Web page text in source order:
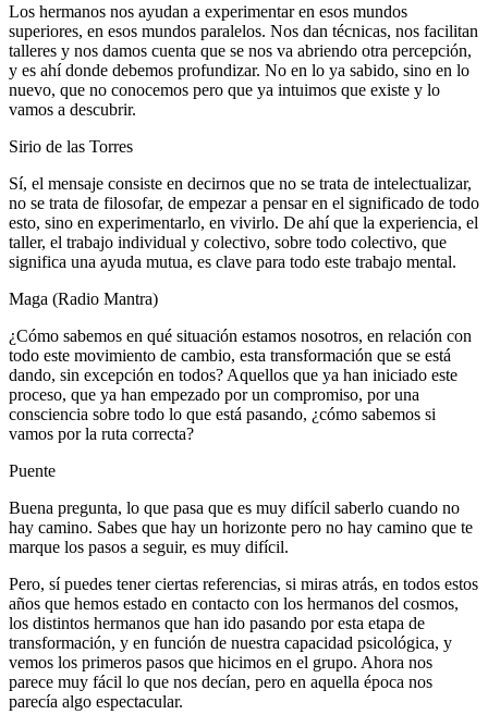
Los hermanos nos ayudan a experimentar en esos mundos
superiores, en esos mundos paralelos. Nos dan técnicas, nos facilitan
talleres y nos damos cuenta que se nos va abriendo otra percepción,
y es ahí donde debemos profundizar. No en lo ya sabido, sino en lo
nuevo, que no conocemos pero que ya intuimos que existe y lo
vamos a descubrir.
Sirio de las Torres
Sí, el mensaje consiste en decirnos que no se trata de intelectualizar,
no se trata de filosofar, de empezar a pensar en el significado de todo
esto, sino en experimentarlo, en vivirlo. De ahí que la experiencia, el
taller, el trabajo individual y colectivo, sobre todo colectivo, que
significa una ayuda mutua, es clave para todo este trabajo mental.
Maga (Radio Mantra)
¿Cómo sabemos en qué situación estamos nosotros, en relación con
todo este movimiento de cambio, esta transformación que se está
dando, sin excepción en todos? Aquellos que ya han iniciado este
proceso, que ya han empezado por un compromiso, por una
consciencia sobre todo lo que está pasando, ¿cómo sabemos si
vamos por la ruta correcta?
Puente
Buena pregunta, lo que pasa que es muy difícil saberlo cuando no
hay camino. Sabes que hay un horizonte pero no hay camino que te
marque los pasos a seguir, es muy difícil.
Pero, sí puedes tener ciertas referencias, si miras atrás, en todos estos
años que hemos estado en contacto con los hermanos del cosmos,
los distintos hermanos que han ido pasando por esta etapa de
transformación, y en función de nuestra capacidad psicológica, y
vemos los primeros pasos que hicimos en el grupo. Ahora nos
parece muy fácil lo que nos decían, pero en aquella época nos
parecía algo espectacular.